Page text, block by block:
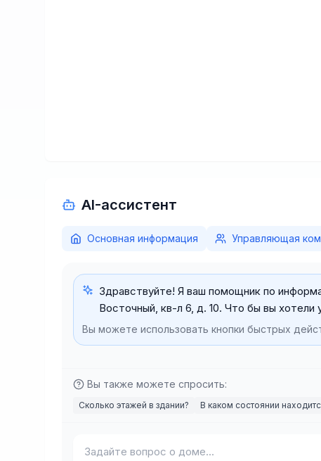
AI-ассистент
Основная информация Управляющая
Здравствуйте! Я ваш помощник по
Восточный, кв-л 6, д. 10. Что бы вы хотели
Вы можете использовать кнопки быстрых
Вы также можете спросить:
Сколько этажей в здании? В каком состоянии